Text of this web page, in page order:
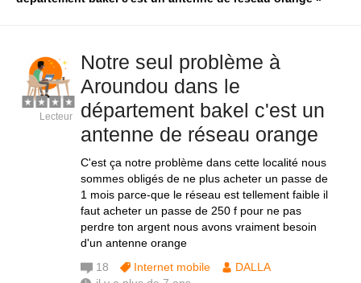
Notre seul problème à
Aroundou dans le
département bakel c'est un
antenne de réseau orange
C'est ça notre problème dans cette localité nous
sommes obligés de ne plus acheter un passe de
1 mois parce-que le réseau est tellement faible il
faut acheter un passe de 250 f pour ne pas
perdre ton argent nous avons vraiment besoin
d'un antenne orange
Lecteur
18 Internet mobile
DALLA